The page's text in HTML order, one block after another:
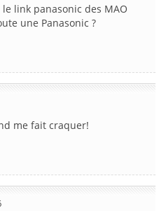
link panasonic des MAO
une Panasonic ?
me fait craquer!